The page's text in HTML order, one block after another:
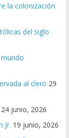
la colonización
del siglo
al clero 29
24 junio, 2026
Jr. 19 junio, 2026